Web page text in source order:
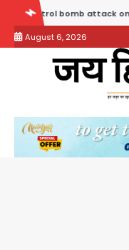
content
Al Hasan’s house: शेख हसीना
August 6, 2026